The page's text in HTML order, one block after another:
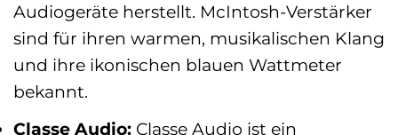
Audiogeräte herstellt. McIntosh-Verstärker
sind für ihren warmen, musikalischen Klang
und ihre ikonischen blauen Wattmeter
bekannt.
Classe Audio: Classe Audio ist ein